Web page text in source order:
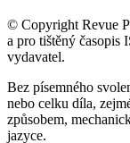
© Copyright Revue
a pro tištěný časopis
vydavatel.
Bez písemného
nebo celku díla,
způsobem,
jazyce.